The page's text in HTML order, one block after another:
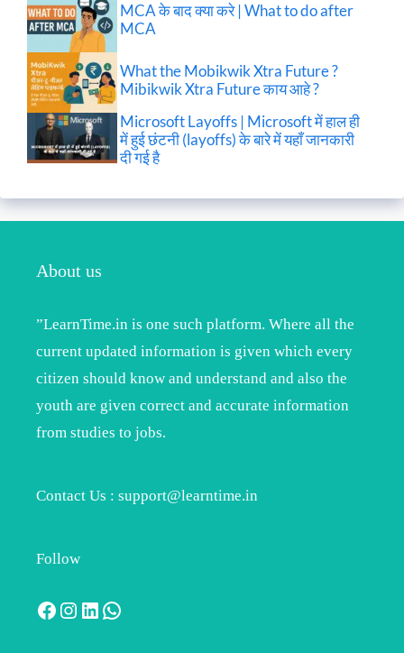
MCA के बाद क्या करे | What to do after
MCA
What the Mobikwik Xtra Future ?
Mibikwik Xtra Future काय आहे ?
Microsoft Layoffs | Microsoft में हाल ही
में हुई छंटनी (layoffs) के बारे में यहाँ जानकारी
दी गई है
About us
”LearnTime.in is one such platform. Where all the
current updated information is given which every
citizen should know and understand and also the
youth are given correct and accurate information
from studies to jobs.
Contact Us : support@learntime.in
Follow
Facebook
Instagram
LinkedIn
WhatsApp